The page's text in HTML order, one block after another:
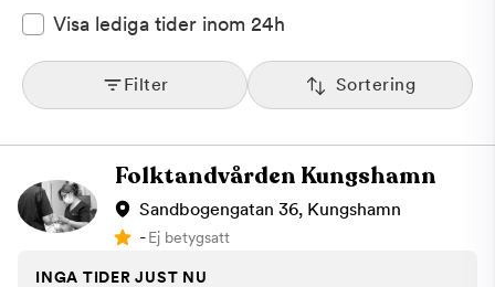
Visa lediga tider inom 24h
Filter Sortering
Folktandvården Kungshamn
Sandbogengatan 36, Kungshamn
-Ej betygsatt
INGA TIDER JUST NU